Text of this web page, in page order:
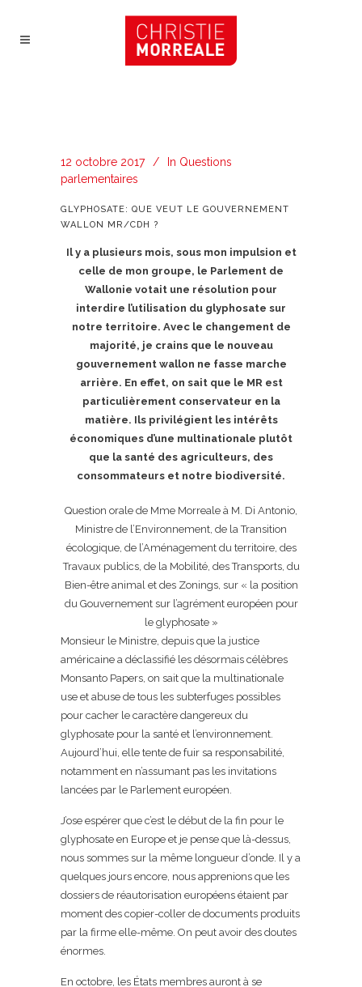
12 octobre 2017 In Questions
parlementaires
GLYPHOSATE: QUE VEUT LE GOUVERNEMENT
WALLON MR/CDH ?
Il y a plusieurs mois, sous mon impulsion et
celle de mon groupe, le Parlement de
Wallonie votait une résolution pour
interdire l’utilisation du glyphosate sur
notre territoire. Avec le changement de
majorité, je crains que le nouveau
gouvernement wallon ne fasse marche
arrière. En effet, on sait que le MR est
particulièrement conservateur en la
matière. Ils privilégient les intérêts
économiques d’une multinationale plutôt
que la santé des agriculteurs, des
consommateurs et notre biodiversité.
Question orale de Mme Morreale à M. Di Antonio,
Ministre de l’Environnement, de la Transition
écologique, de l’Aménagement du territoire, des
Travaux publics, de la Mobilité, des Transports, du
Bien-être animal et des Zonings, sur « la position
du Gouvernement sur l’agrément européen pour
le glyphosate »
Monsieur le Ministre, depuis que la justice
américaine a déclassifié les désormais célèbres
Monsanto Papers, on sait que la multinationale
use et abuse de tous les subterfuges possibles
pour cacher le caractère dangereux du
glyphosate pour la santé et l’environnement.
Aujourd’hui, elle tente de fuir sa responsabilité,
notamment en n’assumant pas les invitations
lancées par le Parlement européen.
J’ose espérer que c’est le début de la fin pour le
glyphosate en Europe et je pense que là-dessus,
nous sommes sur la même longueur d’onde. Il y a
quelques jours encore, nous apprenions que les
dossiers de réautorisation européens étaient par
moment des copier-coller de documents produits
par la firme elle-même. On peut avoir des doutes
énormes.
En octobre, les États membres auront à se